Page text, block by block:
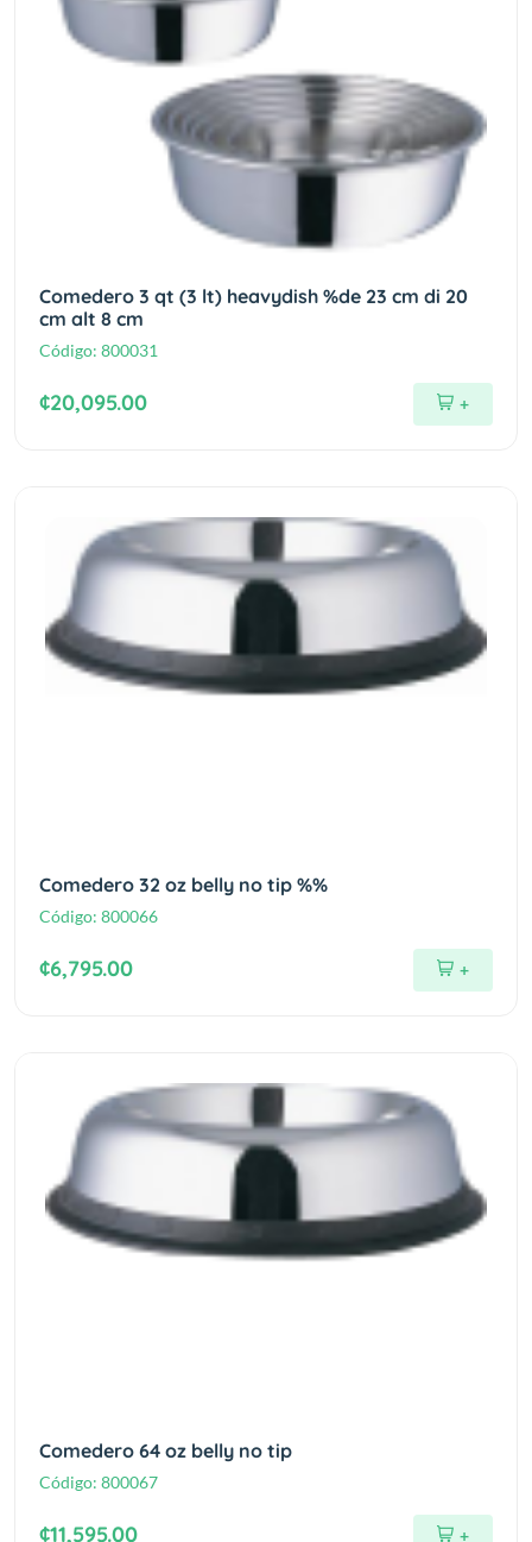
Comedero 3 qt (3 lt) heavydish %de 23 cm di 20
cm alt 8 cm
Código: 800031
¢20,095.00 +
Comedero 32 oz belly no tip %%
Código: 800066
¢6,795.00 +
Comedero 64 oz belly no tip
Código: 800067
¢11,595.00 +